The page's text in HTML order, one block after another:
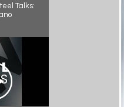
Talks: